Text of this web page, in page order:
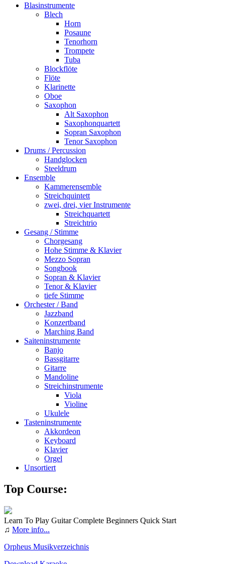
Blasinstrumente
Blech
Horn
Posaune
Tenorhorn
Trompete
Tuba
Blockflöte
Flöte
Klarinette
Oboe
Saxophon
Alt Saxophon
Saxophonquartett
Sopran Saxophon
Tenor Saxophon
Drums / Percussion
Handglocken
Steeldrum
Ensemble
Kammerensemble
Streichquintett
zwei, drei, vier Instrumente
Streichquartett
Streichtrio
Gesang / Stimme
Chorgesang
Hohe Stimme & Klavier
Mezzo Sopran
Songbook
Sopran & Klavier
Tenor & Klavier
tiefe Stimme
Orchester / Band
Jazzband
Konzertband
Marching Band
Saiteninstrumente
Banjo
Bassgitarre
Gitarre
Mandoline
Streichinstrumente
Viola
Violine
Ukulele
Tasteninstrumente
Akkordeon
Keyboard
Klavier
Orgel
Unsortiert
Top Course:
Learn To Play Guitar Complete Beginners Quick Start
♫ More info...
Orpheus Musikverzeichnis